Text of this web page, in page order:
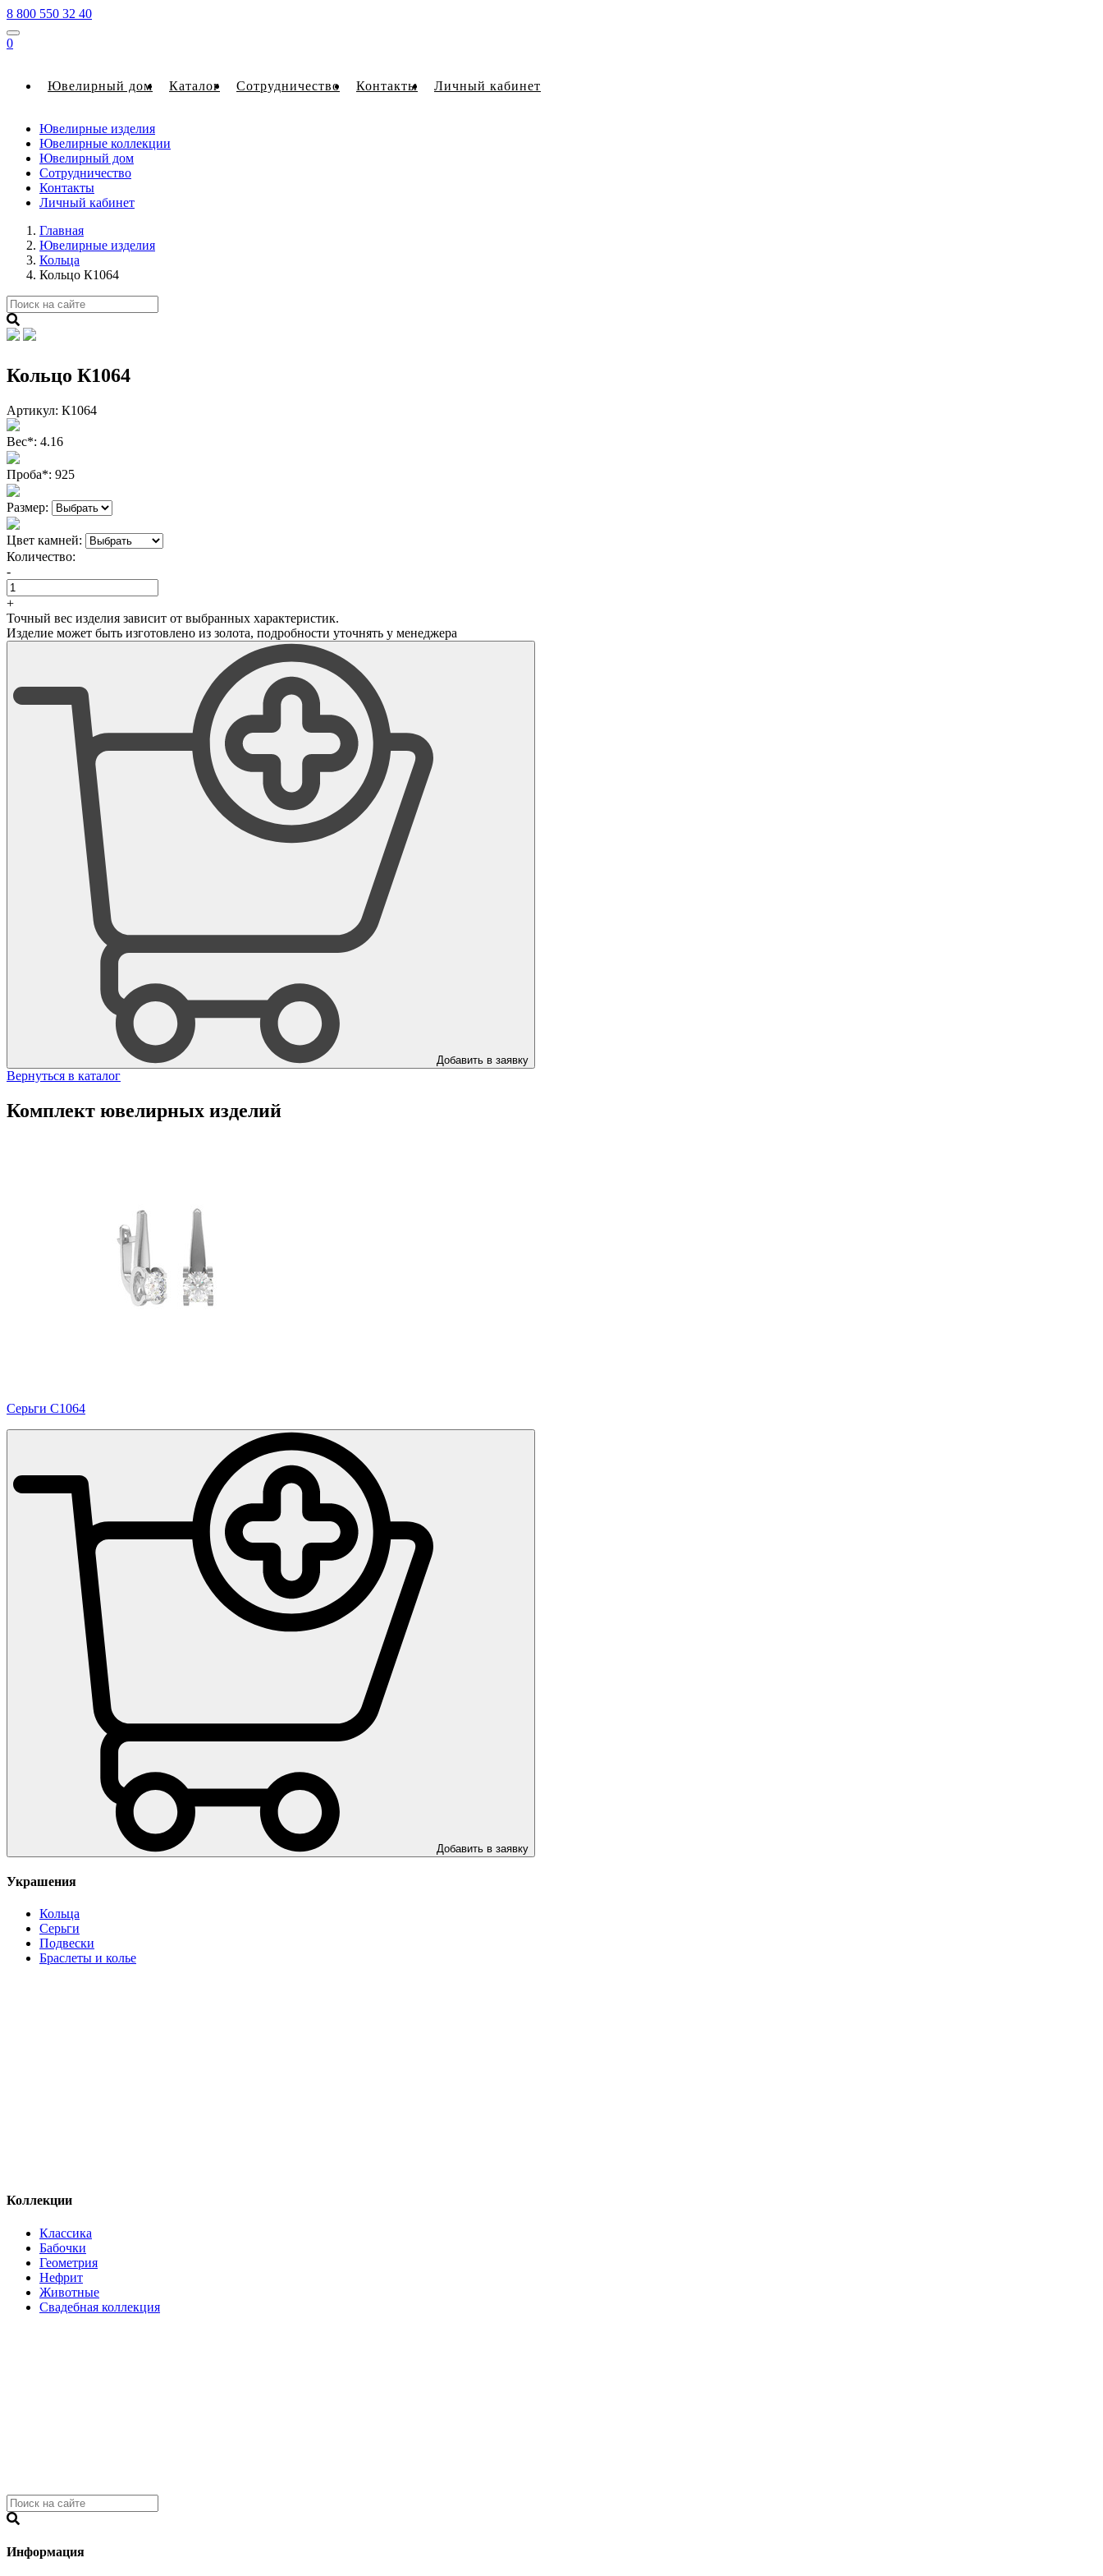
8 800 550 32 40
0
Ювелирный дом Каталог Сотрудничество Контакты Личный кабинет
Ювелирные изделия
Ювелирные коллекции
Ювелирный дом
Сотрудничество
Контакты
Личный кабинет
Главная
Ювелирные изделия
Кольца
Кольцо К1064
Кольцо К1064
Артикул: К1064
Вес*: 4.16
Проба*: 925
Размер:
Цвет камней:
Количество:
-
+
Точный вес изделия зависит от выбранных характеристик.
Изделие может быть изготовлено из золота, подробности уточнять у менеджера
Добавить в заявку
Вернуться в каталог
Комплект ювелирных изделий
Серьги С1064
Добавить в заявку
Украшения
Кольца
Серьги
Подвески
Браслеты и колье
Коллекции
Классика
Бабочки
Геометрия
Нефрит
Животные
Свадебная коллекция
Информация